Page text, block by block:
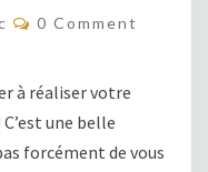
COMMENTS
0 Comment
à réaliser votre
une belle
forcément de vous